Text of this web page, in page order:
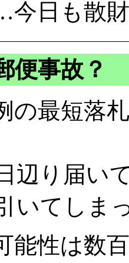
日も散
便事故？
の最短落
辺り届い
いてしま
能性は数